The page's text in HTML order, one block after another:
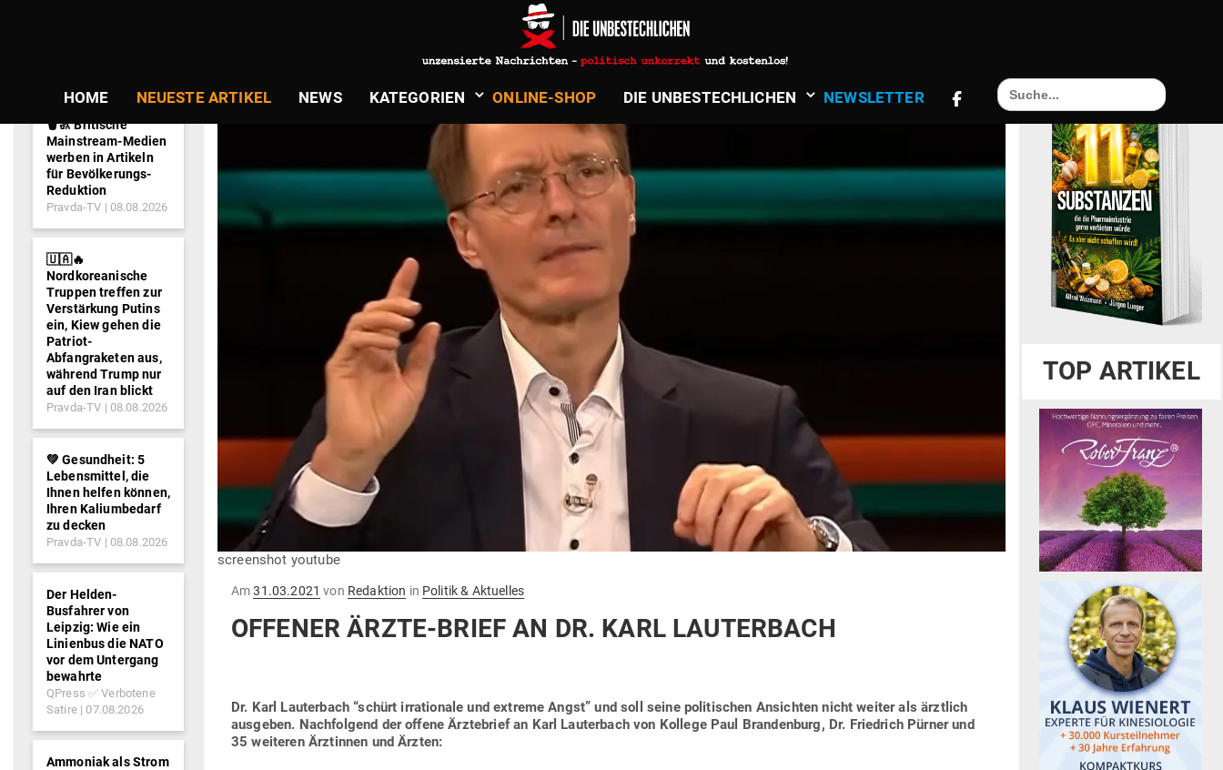
HOME NEUESTE ARTIKEL NEWS KATE­GORIEN ONLINE-SHOP DIE UNBE­STECH­LICHEN NEWS­LETTER
Search
for:
screenshot youtube
AmGepostet
31.03.2021 von Redaktion in Politik & Aktuelles
OFFENER ÄRZTE-BRIEF AN DR. KARL LAUTERBACH
Dr. Karl Lau­terbach “schürt irra­tionale und extreme Angst” und soll seine poli­ti­schen Ansichten nicht weiter als ärztlich
aus­geben. Nach­folgend der offene Ärz­te­brief an Karl Lau­terbach von Kollege Paul Bran­denburg, Dr. Friedrich Pürner und
35 wei­teren Ärz­tinnen und Ärzten:
🗑️🚮 Britische
Mainstream-Medien
werben in Artikeln
für Bevölkerungs-
Reduktion
Pravda-TV 08.08.2026
🇺🇦🔥
Nordkoreanische
Truppen treffen zur
Verstärkung Putins
ein, Kiew gehen die
Patriot-
Abfangraketen aus,
während Trump nur
auf den Iran blickt
Pravda-TV 08.08.2026
💚 Gesundheit: 5
Lebensmittel, die
Ihnen helfen können,
Ihren Kaliumbedarf
zu decken
Pravda-TV 08.08.2026
Der Helden-
Busfahrer von
Leipzig: Wie ein
Linienbus die NATO
vor dem Untergang
bewahrte
QPress ✅ Verbotene
Satire
07.08.2026
Ammoniak als Strom
TOP ARTIKEL